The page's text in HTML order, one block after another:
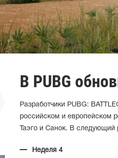
В PUBG
Разработчики PUBG:
российском и европейском
Таэго и Санок. В следующий
Неделя 4